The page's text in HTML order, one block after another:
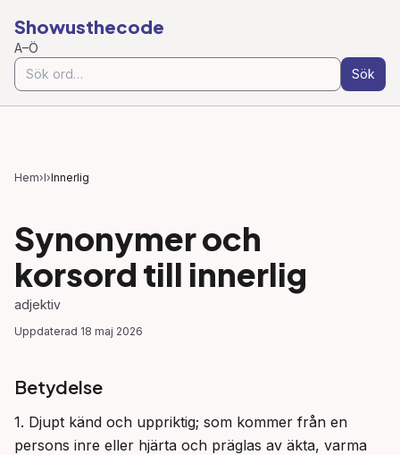
Showusthecode
A–Ö
Sök
Hem›I›Innerlig
Synonymer och
korsord till innerlig
adjektiv
Uppdaterad 18 maj 2026
Betydelse
1. Djupt känd och uppriktig; som kommer från en
persons inre eller hjärta och präglas av äkta, varma